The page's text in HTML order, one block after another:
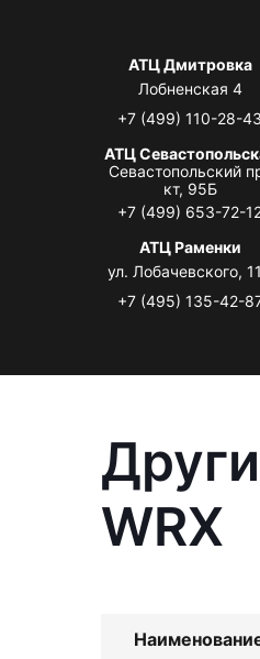
АТЦ Дмитровка
Лобненская 4
+7 (499) 110-28-43
АТЦ
Севастопольский
кт, 95Б
+7 (499) 653-72-
АТЦ Раменки
ул. Лобачевского,
+7 (495) 135-42-
WRX